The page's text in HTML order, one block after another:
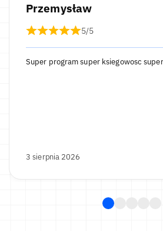
Przemysław
5/5
Super program super ksiegowosc
3 sierpnia 2026